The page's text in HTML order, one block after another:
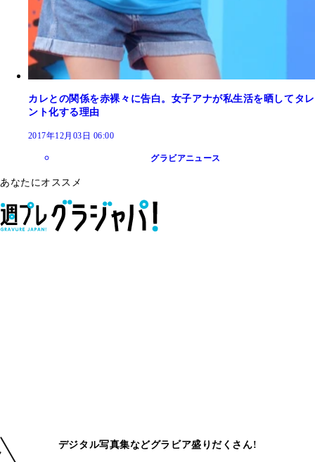
カレとの関係を赤裸々に告白。女子アナが私生活を晒してタレ
ント化する理由
2017年12月03日 06:00
グラビアニュース
あなたにオススメ
デジタル写真集などグラビア盛りだくさん!